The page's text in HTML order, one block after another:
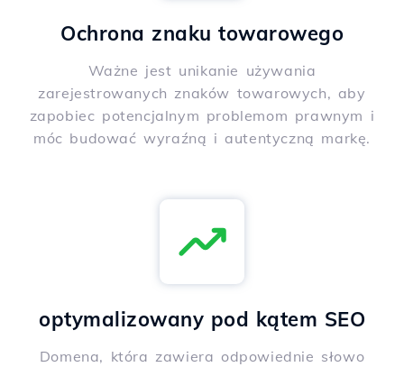
Ochrona znaku towarowego
Ważne jest unikanie używania
zarejestrowanych znaków towarowych, aby
zapobiec potencjalnym problemom prawnym i
móc budować wyraźną i autentyczną markę.
optymalizowany pod kątem SEO
Domena, która zawiera odpowiednie słowo